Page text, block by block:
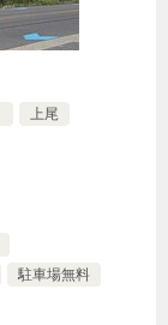
上尾
駐車場無料